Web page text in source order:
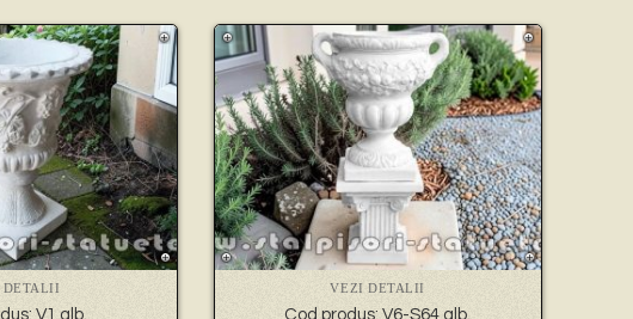
V1 alb.
VEZI DETALII
Cod produs: V6-S64 alb.